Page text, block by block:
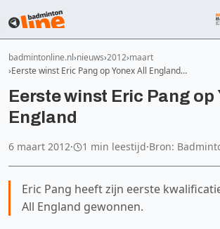
badmintonline.nl nieuws 2012 maart
Eerste winst Eric Pang op Yonex All England…
Eerste winst Eric Pang op
England
6 maart 2012· 1 min leestijd·Bron:
Eric Pang heeft zijn eerste
All England gewonnen.